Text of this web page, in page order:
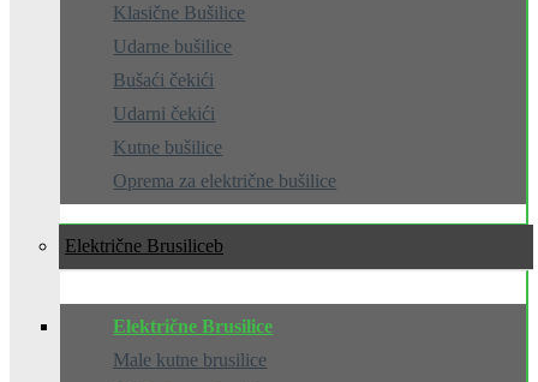
Klasične Bušilice
Udarne bušilice
Bušaći čekići
Udarni čekići
Kutne bušilice
Oprema za električne bušilice
Električne Brusilice
Električne Brusilice
Male kutne brusilice